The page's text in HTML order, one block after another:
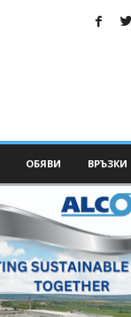
ОБЯВИ ВРЪЗКИ